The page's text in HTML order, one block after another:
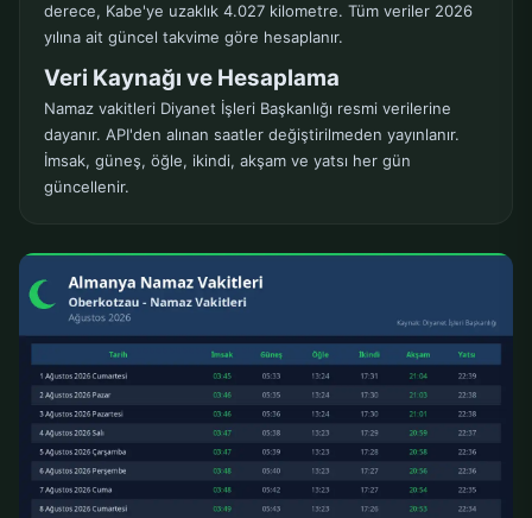
derece, Kabe'ye uzaklık 4.027 kilometre. Tüm veriler 2026
yılına ait güncel takvime göre hesaplanır.
Veri Kaynağı ve Hesaplama
Namaz vakitleri Diyanet İşleri Başkanlığı resmi verilerine
dayanır. API'den alınan saatler değiştirilmeden yayınlanır.
İmsak, güneş, öğle, ikindi, akşam ve yatsı her gün
güncellenir.